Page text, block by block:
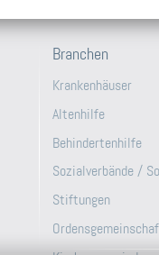
Branchen
Krankenhäuser
Altenhilfe
Behindertenhilfe
Sozialverbände /
Stiftungen